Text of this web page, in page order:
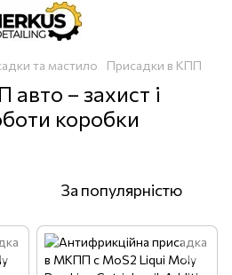
та мастило Присадки в КПП
– захист і
коробки
За популярністю